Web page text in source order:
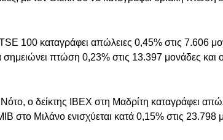
100 καταγράφει απώλειες 0,45% στις 7.606
πτώση 0,23% στις 13.397 μονάδες και
ο δείκτης IBEX στη Μαδρίτη καταγράφει
στο Μιλάνο ενισχύεται κατά 0,15% στις 23.798